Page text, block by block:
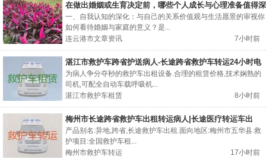
在做出婚姻或生育决定前，哪些个人成长与心理准备值得深
入探讨？
一、自我认知的深化：与自己的关系价值观与生活愿景的审视你
如何看待婚姻与家庭的意义？是...
连云港市文章资讯
7小时前
湛江市救护车跨省护送病人-长途跨省救护车转运24小时电
话
为病人争分夺秒的救护车出租设备.合理的租赁价格,技术娴熟的
司机,可配全自动车载呼吸机...
湛江市救护车租赁
8小时前
梅州市长途跨省救护车出租转运病人|长途医疗转运车出
租，全国各地都有车
产品别名:异地,跨省,长途救护车出租.面向地区:梅州市五华县.救
护项目:全国救护车租...
梅州市救护车转运
17小时前